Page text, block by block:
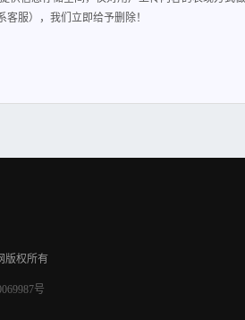
服），我们立即给予删除！
版权所有
号